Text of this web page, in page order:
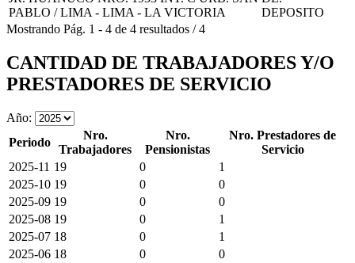
PABLO / LIMA - LIMA - LA VICTORIA
DEPOSITO
Mostrando Pág. 1 - 4 de 4 resultados /4
CANTIDAD DE TRABAJADORES Y/O
PRESTADORES DE SERVICIO
Año:
Periodo
Nro.
Trabajadores
Nro.
Pensionistas
Nro. Prestadores de
Servicio
2025-11 19 0
1
2025-10 19 0
0
2025-09 19 0
0
2025-08 19 0
1
2025-07 18 0
1
2025-06 18 0
0